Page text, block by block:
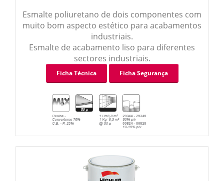
Esmalte poliuretano de dois componentes com
muito bom aspecto estético para acabamentos
industriais.
Esmalte de acabamento liso para diferentes
sectores industriais.
Ficha Técnica Ficha Segurança